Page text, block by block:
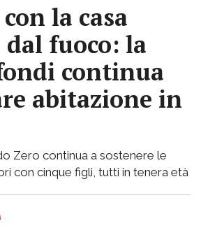
la casa
fuoco: la
continua
abitazione in
Zero continua a sostenere le
con cinque figli, tutti in tenera età